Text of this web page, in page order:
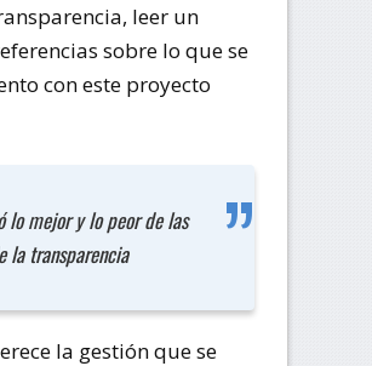
leer un
sobre lo que se
con este proyecto
lo mejor y lo peor de las
la transparencia
la gestión que se